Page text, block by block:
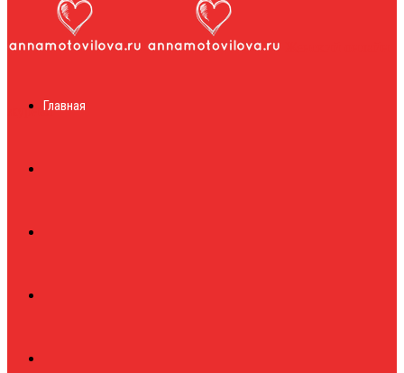
журналГлавная